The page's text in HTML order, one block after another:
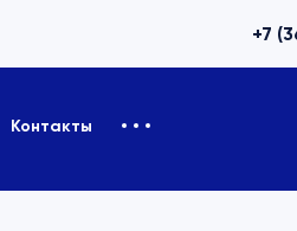
+7
Контакты